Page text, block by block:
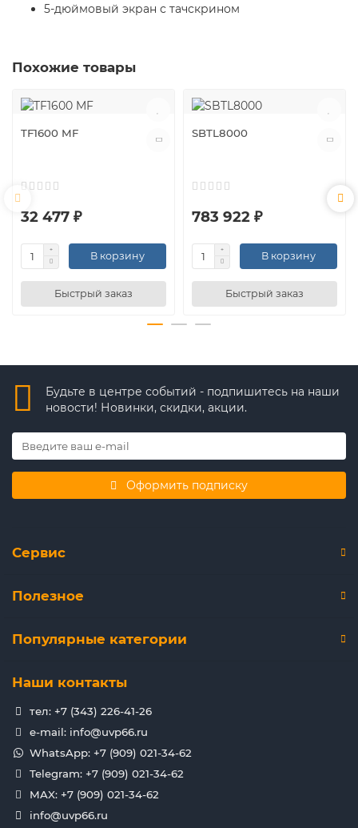
5-дюймовый экран с тачскрином
Похожие товары
TF1600 MF
32 477 ₽
В корзину
Быстрый заказ
SBTL8000
783 922 ₽
В корзину
Быстрый заказ
Будьте в центре событий - подпишитесь на наши
новости! Новинки, скидки, акции.
Оформить подписку
Сервис
Полезное
Популярные категории
Наши контакты
тел: +7 (343) 226-41-26
e-mail: info@uvp66.ru
WhatsApp: +7 (909) 021-34-62
Telegram: +7 (909) 021-34-62
MAX: +7 (909) 021-34-62
info@uvp66.ru